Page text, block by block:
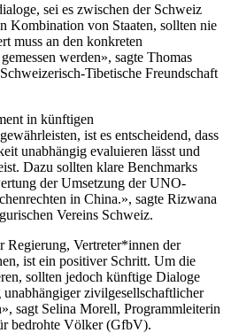
sei es zwischen der Schweiz
Kombination von Staaten, sollten nie
muss an den konkreten
werden», sagte Thomas
Tibetische Freundschaft
in künftigen
ist es entscheidend, dass
unabhängig evaluieren lässt und
Dazu sollten klare Benchmarks
der Umsetzung der UNO-
in China.», sagte Rizwana
Vereins Schweiz.
Regierung, Vertreter*innen der
ist ein positiver Schritt. Um die
sollten jedoch künftige Dialoge
zivilgesellschaftlicher
sagt Selina Morell, Programmleiterin
bedrohte Völker (GfbV).